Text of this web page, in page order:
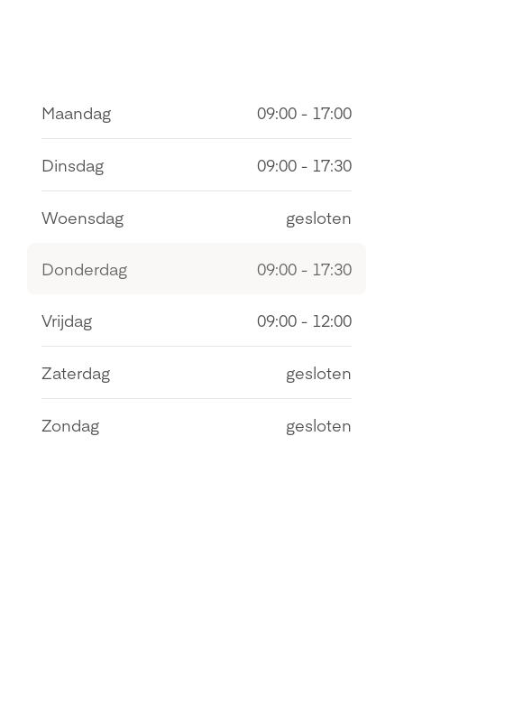
Maandag 09:00 - 17:00
Dinsdag 09:00 - 17:30
Woensdag gesloten
Donderdag 09:00 - 17:30
Vrijdag 09:00 - 12:00
Zaterdag gesloten
Zondag gesloten